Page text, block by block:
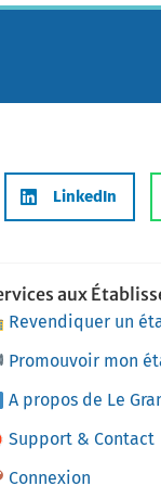
LinkedIn
aux
Revendiquer un
Promouvoir mon
A propos de Le
Support & Contact
Connexion